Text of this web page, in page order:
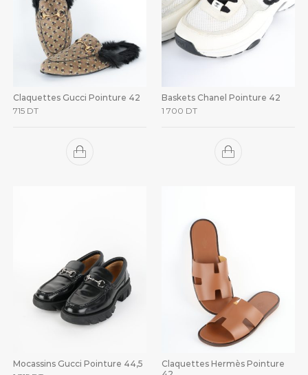
Claquettes Gucci Pointure 42
715 DT
Baskets Chanel Pointure 42
1 700 DT
Mocassins Gucci Pointure 44,5
Claquettes Hermès Pointure